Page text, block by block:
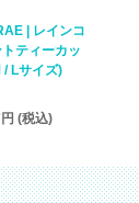
| レインコ
ティーカッ
/ Lサイズ)
(税込)